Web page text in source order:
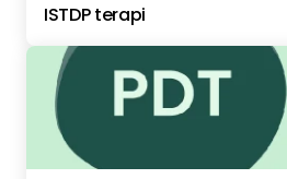
ISTDP terapi